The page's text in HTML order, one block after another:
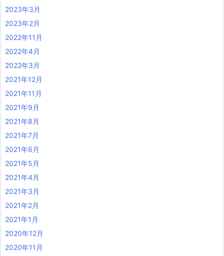
2023年3月
2023年2月
2022年11月
2022年4月
2022年3月
2021年12月
2021年11月
2021年9月
2021年8月
2021年7月
2021年6月
2021年5月
2021年4月
2021年3月
2021年2月
2021年1月
2020年12月
2020年11月